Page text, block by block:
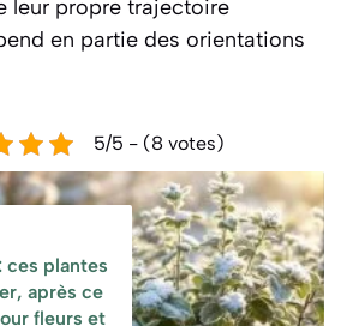
leur propre trajectoire
en partie des orientations
5/5 - (8 votes)
ces plantes
après ce
fleurs et